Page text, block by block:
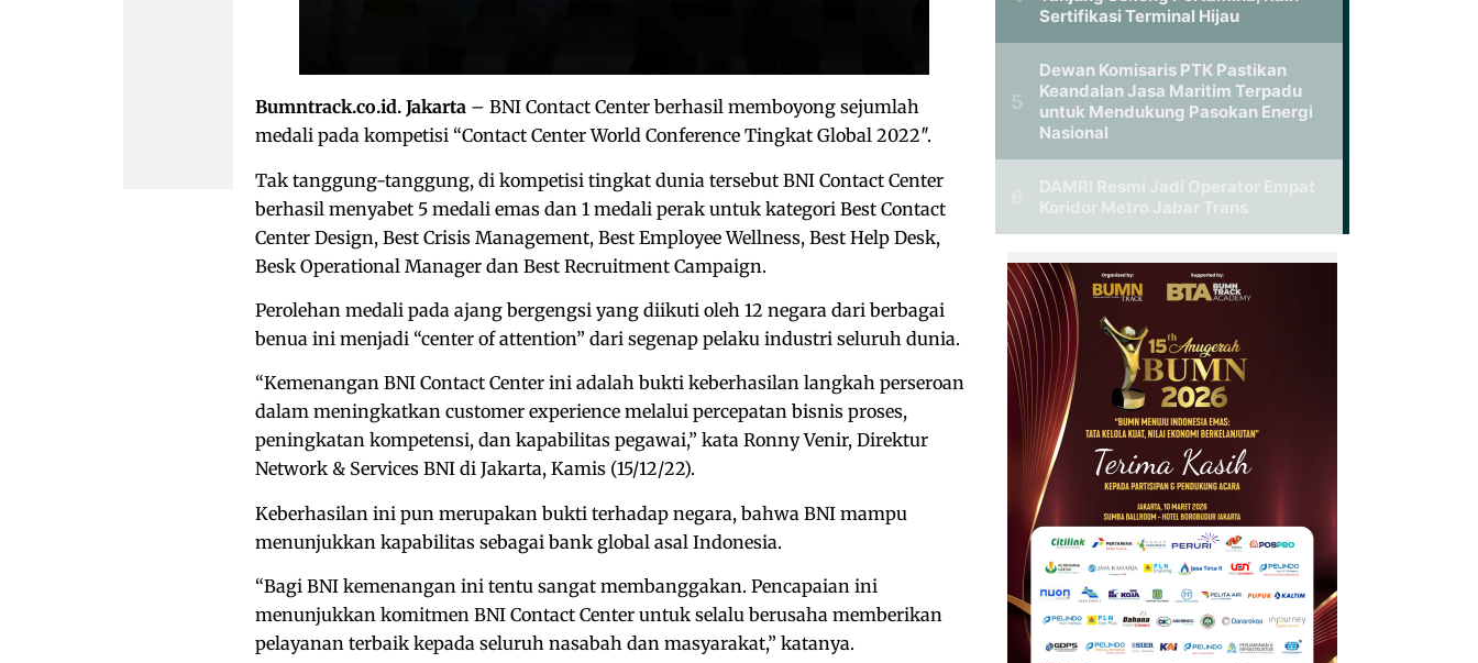
Bumntrack.co.id. Jakarta – BNI Contact Center berhasil memboyong sejumlah
medali pada kompetisi “Contact Center World Conference Tingkat Global 2022″.
Tak tanggung-tanggung, di kompetisi tingkat dunia tersebut BNI Contact Center
berhasil menyabet 5 medali emas dan 1 medali perak untuk kategori Best Contact
Center Design, Best Crisis Management, Best Employee Wellness, Best Help Desk,
Besk Operational Manager dan Best Recruitment Campaign.
Perolehan medali pada ajang bergengsi yang diikuti oleh 12 negara dari berbagai
benua ini menjadi “center of attention” dari segenap pelaku industri seluruh dunia.
“Kemenangan BNI Contact Center ini adalah bukti keberhasilan langkah perseroan
dalam meningkatkan customer experience melalui percepatan bisnis proses,
peningkatan kompetensi, dan kapabilitas pegawai,” kata Ronny Venir, Direktur
Network & Services BNI di Jakarta, Kamis (15/12/22).
Keberhasilan ini pun merupakan bukti terhadap negara, bahwa BNI mampu
menunjukkan kapabilitas sebagai bank global asal Indonesia.
“Bagi BNI kemenangan ini tentu sangat membanggakan. Pencapaian ini
menunjukkan komitmen BNI Contact Center untuk selalu berusaha memberikan
pelayanan terbaik kepada seluruh nasabah dan masyarakat,” katanya.